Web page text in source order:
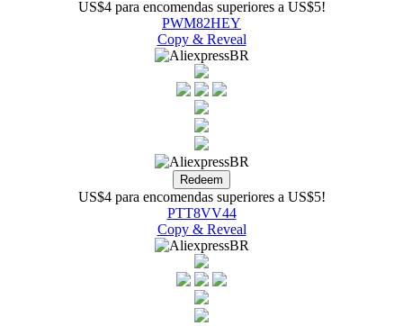
US$4 para encomendas superiores a US$5!
PWM82HEY
Copy & Reveal
US$4 para encomendas superiores a US$5!
PTT8VV44
Copy & Reveal